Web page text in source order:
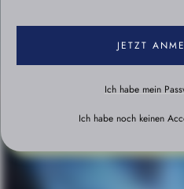
JETZT
Ich habe mein
Ich habe noch keinen